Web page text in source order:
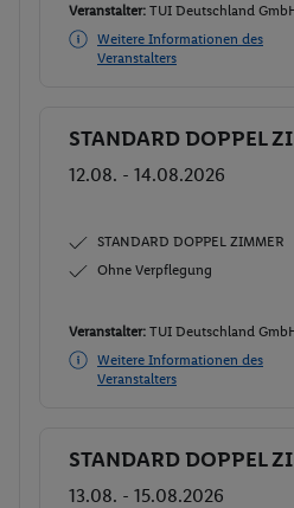
Veranstalter: TUI Deutschland
Weitere Informationen des
Veranstalters
Buchen
STANDARD DOPPEL
12.08. - 14.08.2026
STANDARD DOPPEL ZIMMER
Ohne Verpflegung
Veranstalter: TUI Deutschland
Weitere Informationen des
Veranstalters
Buchen
STANDARD DOPPEL
13.08. - 15.08.2026